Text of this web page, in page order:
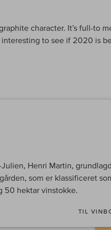
character. It’s full-to
to see if 2020 is
Henri Martin,
som er klassificeret
50 hektar vinstokke.
TIL